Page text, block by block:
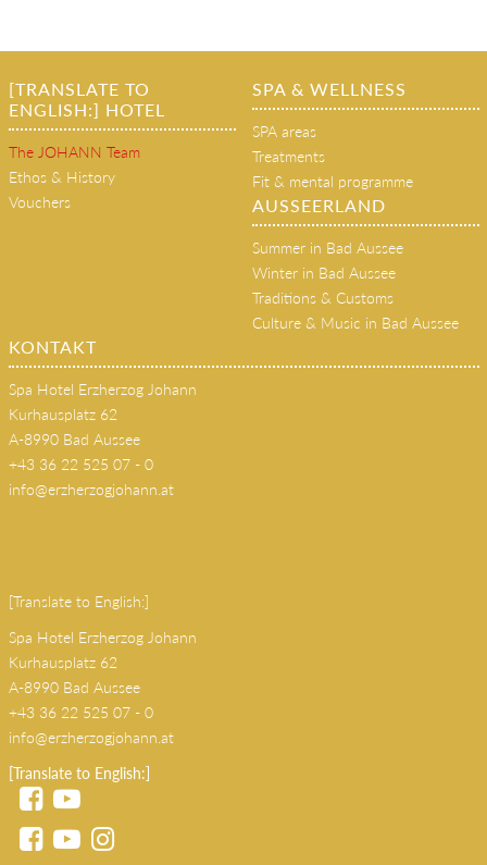
[TRANSLATE TO
ENGLISH:] HOTEL
The JOHANN Team
Ethos & History
Vouchers
SPA & WELLNESS
SPA areas
Treatments
Fit & mental programme
AUSSEERLAND
Summer in Bad Aussee
Winter in Bad Aussee
Traditions & Customs
Culture & Music in Bad Aussee
KONTAKT
Spa Hotel Erzherzog Johann
Kurhausplatz 62
A-8990 Bad Aussee
+43 36 22 525 07 - 0
info@erzherzogjohann.at
[Translate to English:]
Spa Hotel Erzherzog Johann
Kurhausplatz 62
A-8990 Bad Aussee
+43 36 22 525 07 - 0
info@erzherzogjohann.at
[Translate to English:]